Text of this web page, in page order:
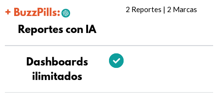
+ BuzzPills:
Reportes con IA
2 Reportes | 2 Marcas
Dashboards
ilimitados